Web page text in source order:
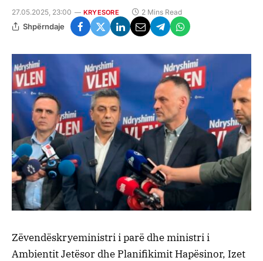
27.05.2025, 23:00 KRYESORE 2 Mins Read
Shpërndaje
Zëvendëskryeministri i parë dhe ministri i
Ambientit Jetësor dhe Planifikimit Hapësinor, Izet